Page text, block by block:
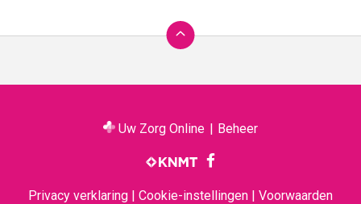
de
Uw Zorg Online | Beheer
onze
pagina
Privacy verklaring | Cookie-instellingen | Voorwaarden